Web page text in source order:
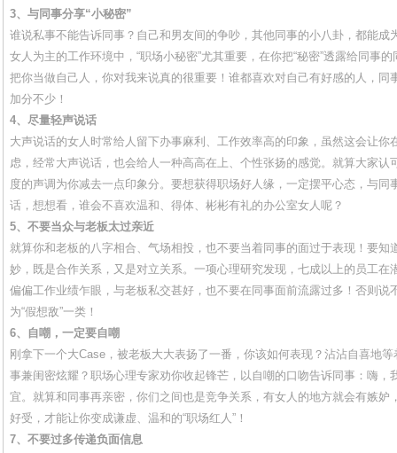
3、与同事分享“小秘密”
谁说私事不能告诉同事？自己和男友间的争吵，其他同事的小八卦，都能成
女人为主的工作环境中，“职场小秘密”尤其重要，在你把“秘密”透露给同事
把你当做自己人，你对我来说真的很重要！谁都喜欢对自己有好感的人，同
加分不少！
4、尽量轻声说话
大声说话的女人时常给人留下办事麻利、工作效率高的印象，虽然这会让你
虑，经常大声说话，也会给人一种高高在上、个性张扬的感觉。就算大家认
度的声调为你减去一点印象分。要想获得职场好人缘，一定摆平心态，与同
话，想想看，谁会不喜欢温和、得体、彬彬有礼的办公室女人呢？
5、不要当众与老板太过亲近
就算你和老板的八字相合、气场相投，也不要当着同事的面过于表现！要知
妙，既是合作关系，又是对立关系。一项心理研究发现，七成以上的员工在
偏偏工作业绩乍眼，与老板私交甚好，也不要在同事面前流露过多！否则说
为“假想敌”一类！
6、自嘲，一定要自嘲
刚拿下一个大Case，被老板大大表扬了一番，你该如何表现？沾沾自喜地
事兼闺密炫耀？职场心理专家劝你收起锋芒，以自嘲的口吻告诉同事：嗨，
宜。就算和同事再亲密，你们之间也是竞争关系，有女人的地方就会有嫉妒
好受，才能让你变成谦虚、温和的“职场红人”！
7、不要过多传递负面信息